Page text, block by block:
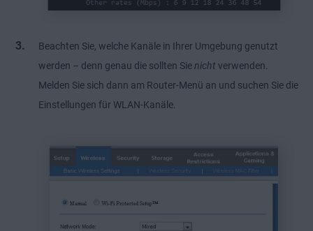
Beachten Sie, welche Kanäle in Ihrer Umgebung genutzt
werden – denn genau die sollten Sienicht verwenden.
Melden Sie sich dann am Router-Menü an und suchen Sie die
Einstellungen für WLAN-Kanäle.